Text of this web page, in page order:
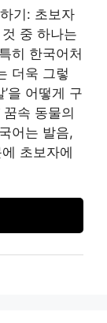
하기: 초보자
중 하나는
히 한국어처
더욱 그렇
’을 어떻게 구
속 동물의
어는 발음,
초보자에